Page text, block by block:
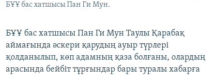
БҰҰ бас хатшысы Пан Ги Мун.
БҰҰ бас хатшысы Пан Ги Мун Таулы Қарабақ
аймағында әскери қарудың ауыр түрлері
қолданылып, көп адамның қаза болғаны, олардың
арасында бейбіт тұрғындар бары туралы хабарға